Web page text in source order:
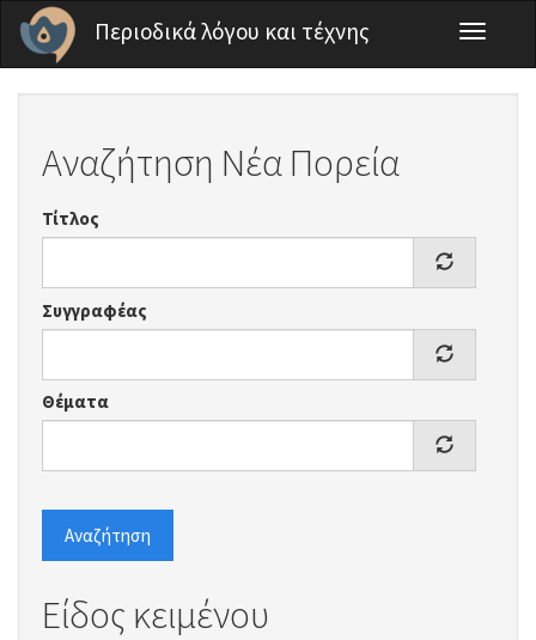
Παράκαμψη προς το κυρίως περιεχόμενο
Περιοδικά λόγου και τέχνης
Toggle
Αναζήτηση Νέα Πορεία
Τίτλος
Συγγραφέας
Θέματα
Αναζήτηση
Είδος κειμένου